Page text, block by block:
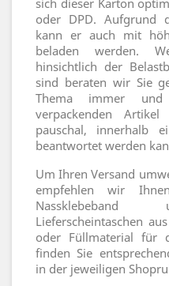
sich dieser Karton
oder DPD. Aufgrund
kann er auch mit
beladen werden.
hinsichtlich der
sind beraten wir Sie
Thema immer
verpackenden
pauschal, innerhalb
beantwortet werden
Um Ihren Versand
empfehlen wir
Nassklebeband
Lieferscheintaschen
oder Füllmaterial für
finden Sie
in der jeweiligen